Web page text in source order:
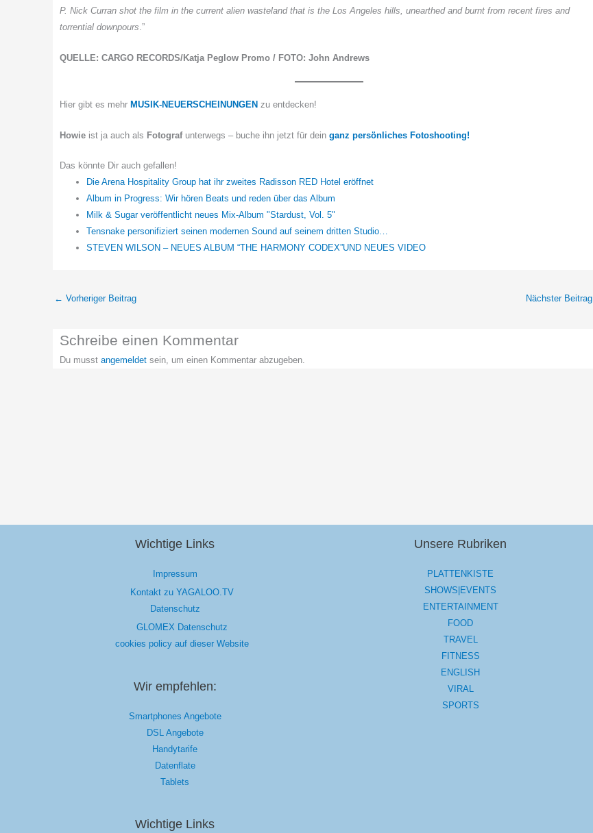
P. Nick Curran shot the film in the current alien wasteland that is the Los Angeles hills, unearthed and burnt from recent fires and
torrential downpours.”
QUELLE: CARGO RECORDS/Katja Peglow Promo / FOTO: John Andrews
Hier gibt es mehr MUSIK-NEUERSCHEINUNGEN zu entdecken!
Howie ist ja auch als Fotografunterwegs – buche ihn jetzt für dein ganz persönliches Fotoshooting!
Das könnte Dir auch gefallen!
Die Arena Hospitality Group hat ihr zweites Radisson RED Hotel eröffnet
Album in Progress: Wir hören Beats und reden über das Album
Milk & Sugar veröffentlicht neues Mix-Album "Stardust, Vol. 5"
Tensnake personifiziert seinen modernen Sound auf seinem dritten Studio…
STEVEN WILSON – NEUES ALBUM “THE HARMONY CODEX”UND NEUES VIDEO
← Vorheriger Beitrag Nächster Beitrag
Schreibe einen Kommentar
Du musst angemeldet sein, um einen Kommentar abzugeben.
Wichtige Links
Impressum
Kontakt zu YAGALOO.TV
Datenschutz
GLOMEX Datenschutz
cookies policy auf dieser Website
Wir empfehlen:
Smartphones Angebote
DSL Angebote
Handytarife
Datenflate
Tablets
Wichtige Links
Unsere Rubriken
PLATTENKISTE
SHOWS|EVENTS
ENTERTAINMENT
FOOD
TRAVEL
FITNESS
ENGLISH
VIRAL
SPORTS